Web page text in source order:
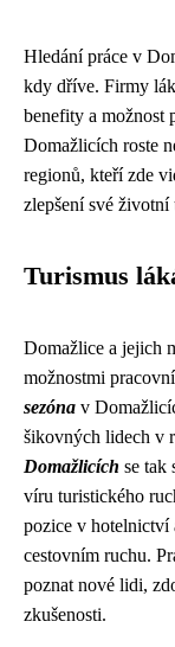
Hledání práce v
kdy dříve. Firmy
benefity a možnost
Domažlicích roste
regionů, kteří zde
zlepšení své životní
Turismus
Domažlice a jejich
možnostmi
sezóna v
šikovných lidech v
Domažlicích se tak
víru turistického
pozice v hotelnictví
cestovním ruchu.
poznat nové lidi,
zkušenosti.